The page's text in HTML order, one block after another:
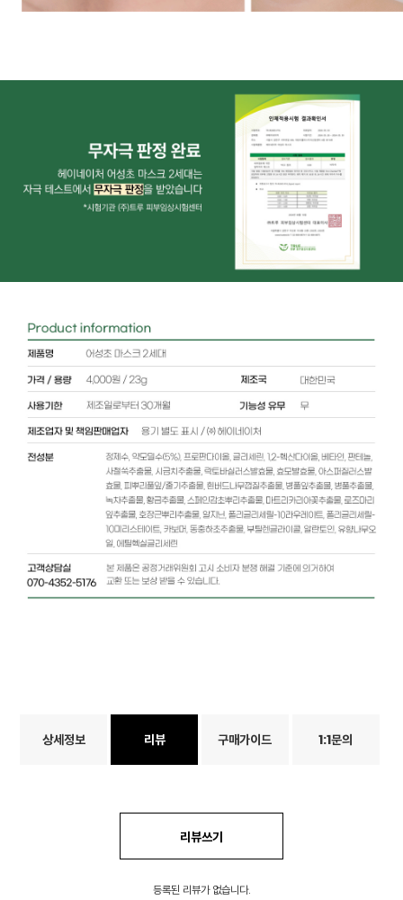
상세정보 리뷰 구매가이드 1:1문의
리뷰쓰기
등록된 리뷰가 없습니다.